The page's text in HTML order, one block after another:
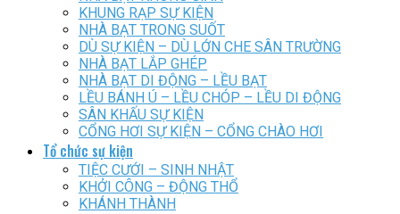
KHUNG RẠP SỰ KIỆN
NHÀ BẠT TRONG SUỐT
DÙ SỰ KIỆN – DÙ LỚN CHE SÂN TRƯỜNG
NHÀ BẠT LẮP GHÉP
NHÀ BẠT DI ĐỘNG – LỀU BẠT
LỀU BÁNH Ú – LỀU CHÓP – LỀU DI ĐỘNG
SÂN KHẤU SỰ KIỆN
CỔNG HƠI SỰ KIỆN – CỔNG CHÀO HƠI
Tổ chức sự kiện
TIỆC CƯỚI – SINH NHẬT
KHỞI CÔNG – ĐỘNG THỔ
KHÁNH THÀNH